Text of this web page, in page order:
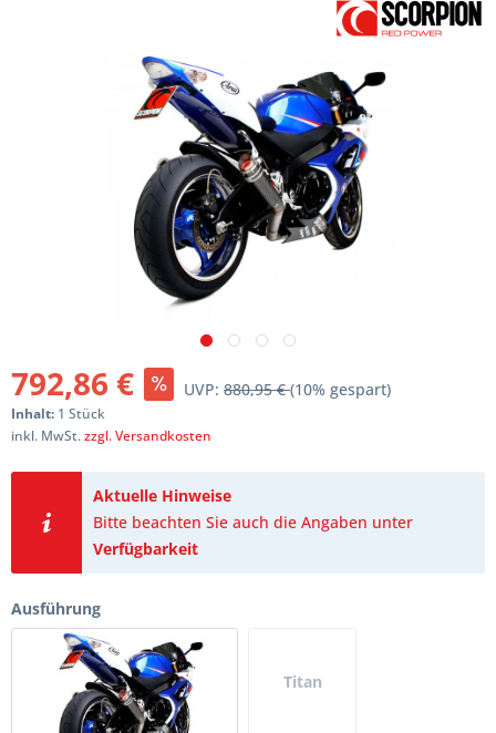
792,86 € UVP: 880,95 €(10% gespart)
Inhalt: 1 Stück
inkl. MwSt.zzgl. Versandkosten
Aktuelle Hinweise
Bitte beachten Sie auch die Angaben unter
Verfügbarkeit
Ausführung
Titan